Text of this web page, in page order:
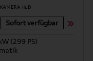
Sofort verfügbar
(299 PS)